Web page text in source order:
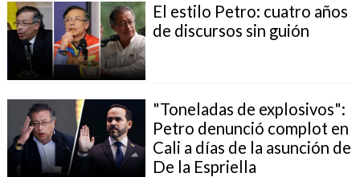
El estilo Petro: cuatro años
de discursos sin guión
"Toneladas de explosivos":
Petro denunció complot en
Cali a días de la asunción de
De la Espriella